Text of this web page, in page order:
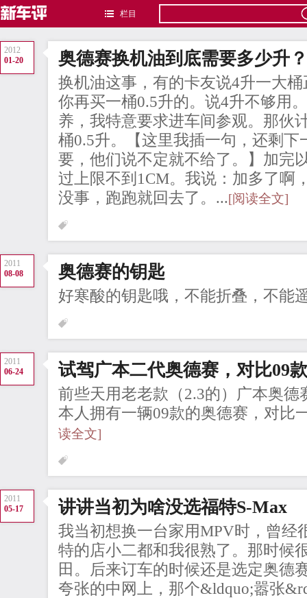
栏目
2012
01-20
奥德赛换机油到底需要多少升？
换机油这事，有的卡友说4升一大
你再买一桶0.5升的。说4升不够用
养，我特意要求进车间参观。那伙
桶0.5升。【这里我插一句，还剩下
要，他们说不定就不给了。】加完
过上限不到1CM。我说：加多了啊
没事，跑跑就回去了。...[阅读全文]
2011
08-08
奥德赛的钥匙
好寒酸的钥匙哦，不能折叠，不能
2011
06-24
试驾广本二代奥德赛，对比09款
前些天用老老款（2.3的）广本奥
本人拥有一辆09款的奥德赛，对比
读全文]
2011
05-17
讲讲当初为啥没选福特S-Max
我当初想换一台家用MPV时，曾经
特的店小二都和我很熟了。那时候
田。后来订车的时候还是选定奥德
夸张的中网上，那个&ldquo;嚣张